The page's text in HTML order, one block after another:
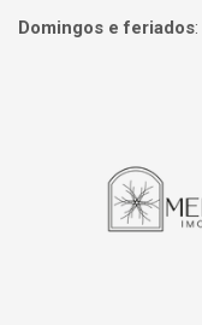
Domingos e feriados: